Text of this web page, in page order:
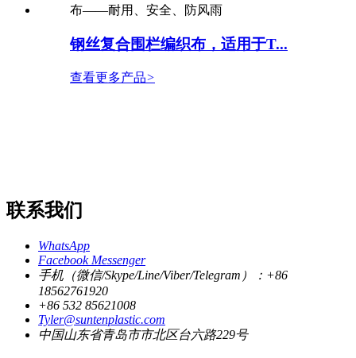
钢丝复合围栏编织布，适用于T...
查看更多产品>
联系我们
WhatsApp
Facebook Messenger
手机（微信/Skype/Line/Viber/Telegram）：+86
18562761920
+86 532 85621008
Tyler@suntenplastic.com
中国山东省青岛市市北区台六路229号